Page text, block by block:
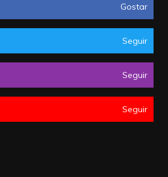
Gostar
Seguir
Seguir
Seguir